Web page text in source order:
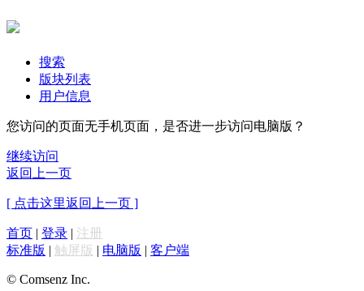
搜索
版块列表
用户信息
您访问的页面无手机页面，是否进一步访问电脑版？
继续访问
返回上一页
[ 点击这里返回上一页 ]
首页 | 登录 | 注册
标准版 | 触屏版 | 电脑版 | 客户端
© Comsenz Inc.